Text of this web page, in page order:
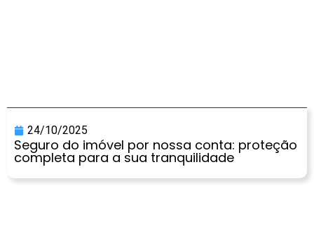
24/10/2025
Seguro do imóvel por nossa conta: proteção
completa para a sua tranquilidade